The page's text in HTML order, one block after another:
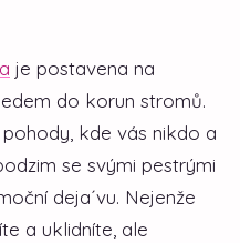
je postavena na
do korun stromů.
kde vás nikdo a
se svými pestrými
deja´vu. Nejenže
a uklidníte, ale